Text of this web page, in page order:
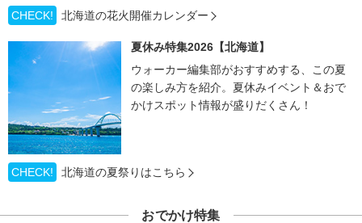
CHECK!
北海道の花火開催カレンダー
夏休み特集2026【北海道】
ウォーカー編集部がおすすめする、この夏
の楽しみ方を紹介。夏休みイベント＆おで
かけスポット情報が盛りだくさん！
CHECK! 北海道の夏祭りはこちら
おでかけ特集